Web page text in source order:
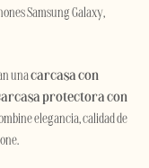
Samsung Galaxy,
unacarcasa con
protectora con
elegancia, calidad de